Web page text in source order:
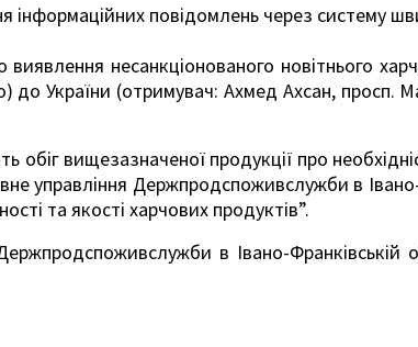
інформаційних повідомлень через систему
виявлення несанкціонованого новітнього
) до України (отримувач: Ахмед Ахсан, просп.
вищезазначеної продукції про
управління Держпродспоживслужби в
та якості харчових продуктів”.
в Івано-Франківській